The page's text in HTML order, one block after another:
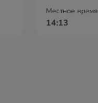
Местное время
14:13